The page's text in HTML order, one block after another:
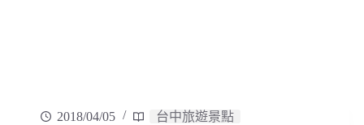
2018/04/05 台中旅遊景點